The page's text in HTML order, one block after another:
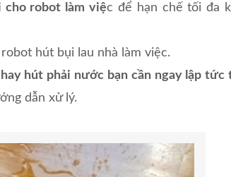
cho robot làm việc để hạn chế tối đa
hút bụi lau nhà làm việc.
hút phải nước bạn cần ngay lập tức
dẫn xử lý.